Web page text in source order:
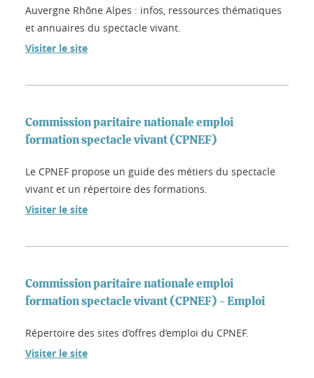
Auvergne Rhône Alpes : infos, ressources thématiques
et annuaires du spectacle vivant.
Visiter le site
Commission paritaire nationale emploi
formation spectacle vivant (CPNEF)
Le CPNEF propose un guide des métiers du spectacle
vivant et un répertoire des formations.
Visiter le site
Commission paritaire nationale emploi
formation spectacle vivant (CPNEF) - Emploi
Répertoire des sites d’offres d’emploi du CPNEF.
Visiter le site